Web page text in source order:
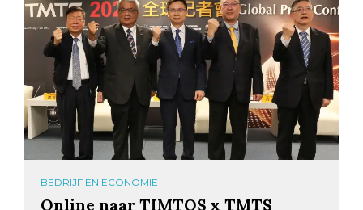
BEDRIJF EN ECONOMIE
Online naar TIMTOS x TMTS